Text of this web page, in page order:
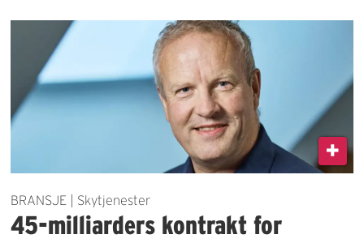
BRANSJE | Skytjenester
45-milliarders kontrakt for